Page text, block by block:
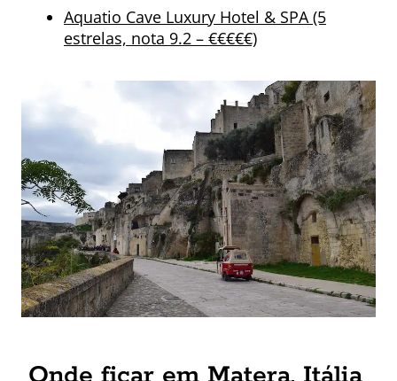
Aquatio Cave Luxury Hotel & SPA (5
estrelas, nota 9.2 – €€€€€)